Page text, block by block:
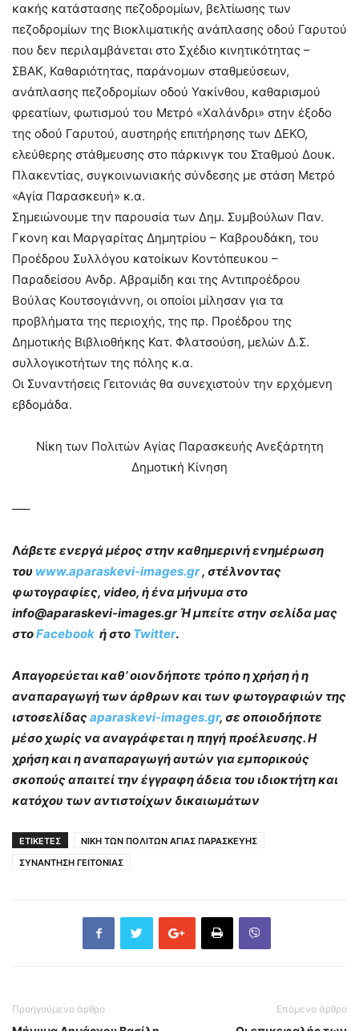
κακής κατάστασης πεζοδρομίων, βελτίωσης των
πεζοδρομίων της Βιοκλιματικής ανάπλασης οδού Γαρυτού
που δεν περιλαμβάνεται στο Σχέδιο κινητικότητας –
ΣΒΑΚ, Καθαριότητας, παράνομων σταθμεύσεων,
ανάπλασης πεζοδρομίων οδού Υακίνθου, καθαρισμού
φρεατίων, φωτισμού του Μετρό «Χαλάνδρι» στην έξοδο
της οδού Γαρυτού, αυστηρής επιτήρησης των ΔΕΚΟ,
ελεύθερης στάθμευσης στο πάρκινγκ του Σταθμού Δουκ.
Πλακεντίας, συγκοινωνιακής σύνδεσης με στάση Μετρό
«Αγία Παρασκευή» κ.α.
Σημειώνουμε την παρουσία των Δημ. Συμβούλων Παν.
Γκονη και Μαργαρίτας Δημητρίου – Καβρουδάκη, του
Προέδρου Συλλόγου κατοίκων Κοντόπευκου –
Παραδείσου Ανδρ. Αβραμίδη και της Αντιπροέδρου
Βούλας Κουτσογιάννη, οι οποίοι μίλησαν για τα
προβλήματα της περιοχής, της πρ. Προέδρου της
Δημοτικής Βιβλιοθήκης Κατ. Φλατσούση, μελών Δ.Σ.
συλλογικοτήτων της πόλης κ.α.
Οι Συναντήσεις Γειτονιάς θα συνεχιστούν την ερχόμενη
εβδομάδα.
Νίκη των Πολιτών Αγίας Παρασκευής Ανεξάρτητη
Δημοτική Κίνηση
—–
Λάβετε ενεργά μέρος στην καθημερινή ενημέρωση
του www.aparaskevi-images.gr, στέλνοντας
φωτογραφίες, video, ή ένα μήνυμα στο
info@aparaskevi-images.gr Ή μπείτε στην σελίδα μας
στοFacebook ή στο Twitter.
Απαγορεύεται καθ’ οιονδήποτε τρόπο η χρήση ή η
αναπαραγωγή των άρθρων και των φωτογραφιών της
ιστοσελίδας aparaskevi-images.gr, σε οποιοδήποτε
μέσο χωρίς να αναγράφεται η πηγή προέλευσης. Η
χρήση και η αναπαραγωγή αυτών για εμπορικούς
σκοπούς απαιτεί την έγγραφη άδεια του ιδιοκτήτη και
κατόχου των αντιστοίχων δικαιωμάτων
ΕΤΙΚΕΤΕΣ
ΝΙΚΗ ΤΩΝ ΠΟΛΙΤΩΝ ΑΓΙΑΣ ΠΑΡΑΣΚΕΥΗΣ
ΣΥΝΑΝΤΗΣΗ ΓΕΙΤΟΝΙΑΣ
Προηγούμενο άρθρο Επόμενο άρθρο